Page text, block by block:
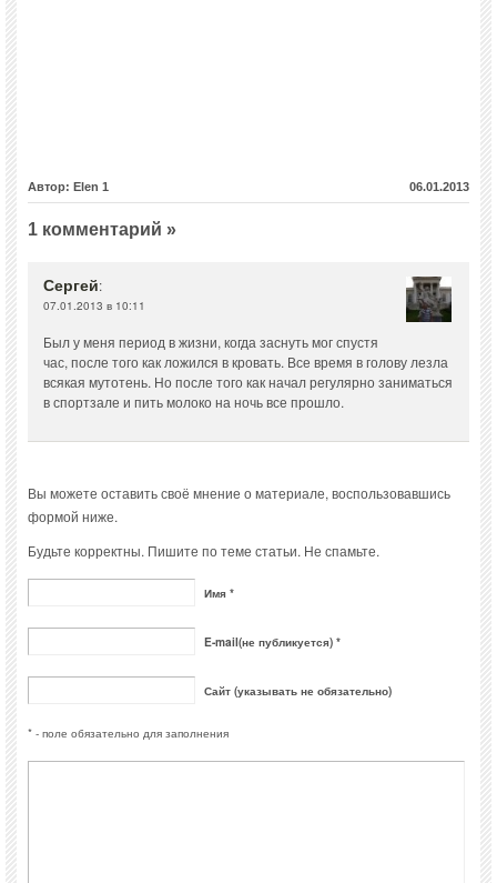
Автор: Elen 1 06.01.2013
1 комментарий »
Сергей:
07.01.2013 в 10:11
Был у меня период в жизни, когда заснуть мог спустя
час, после того как ложился в кровать. Все время в голову лезла
всякая мутотень. Но после того как начал регулярно заниматься
в спортзале и пить молоко на ночь все прошло.
Вы можете оставить своё мнение о материале, воспользовавшись
формой ниже.
Будьте корректны. Пишите по теме статьи. Не спамьте.
Имя *
E-mail(не публикуется) *
Сайт (указывать не обязательно)
* - поле обязательно для заполнения